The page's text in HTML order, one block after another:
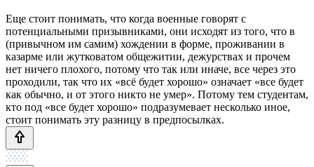
Еще стоит понимать, что когда военные говорят с
потенциальными призывниками, они исходят из того, что в
(привычном им самим) хождении в форме, проживании в
казарме или жутковатом общежитии, дежурствах и прочем
нет ничего плохого, потому что так или иначе, все через это
проходили, так что их «всё будет хорошо» означает «все будет
как обычно, и от этого никто не умер». Потому тем студентам,
кто под «все будет хорошо» подразумевает несколько иное,
стоит понимать эту разницу в предпосылках.